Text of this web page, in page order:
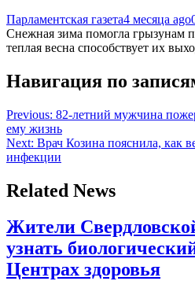
Парламентская газета4 месяца ago
Снежная зима помогла грызунам
теплая весна способствует их
Навигация по
Previous: 82-летний мужчина
ему жизнь
Next: Врач Козина пояснила, как
инфекции
Related News
Жители
узнать
Центрах здоровья